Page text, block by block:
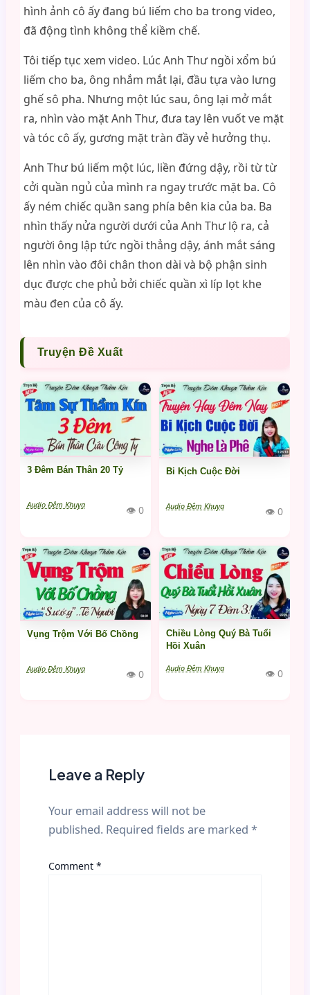
hình ảnh cô ấy đang bú liếm cho ba trong video,
đã động tình không thể kiềm chế.
Tôi tiếp tục xem video. Lúc Anh Thư ngồi xổm bú
liếm cho ba, ông nhắm mắt lại, đầu tựa vào lưng
ghế sô pha. Nhưng một lúc sau, ông lại mở mắt
ra, nhìn vào mặt Anh Thư, đưa tay lên vuốt ve mặt
và tóc cô ấy, gương mặt tràn đầy vẻ hưởng thụ.
Anh Thư bú liếm một lúc, liền đứng dậy, rồi từ từ
cởi quần ngủ của mình ra ngay trước mặt ba. Cô
ấy ném chiếc quần sang phía bên kia của ba. Ba
nhìn thấy nửa người dưới của Anh Thư lộ ra, cả
người ông lập tức ngồi thẳng dậy, ánh mắt sáng
lên nhìn vào đôi chân thon dài và bộ phận sinh
dục được che phủ bởi chiếc quần xì líp lọt khe
màu đen của cô ấy.
Truyện Đề Xuất
3 Đêm Bán Thân 20 Tỷ
Audio Đêm Khuya 👁 0
Bi Kịch Cuộc Đời
Audio Đêm Khuya 👁 0
Vụng Trộm Với Bố Chồng
Audio Đêm Khuya 👁 0
Chiều Lòng Quý Bà Tuổi
Hồi Xuân
Audio Đêm Khuya 👁 0
Leave a Reply
Your email address will not be
published. Required fields are marked *
Comment *